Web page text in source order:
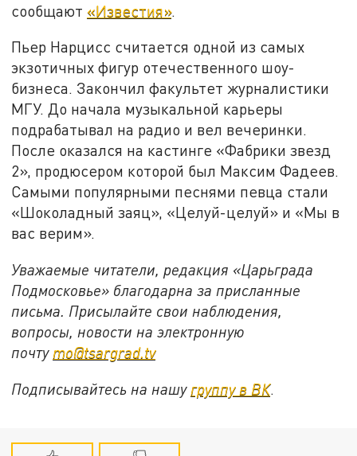
сообщают «Известия».
Пьер Нарцисс считается одной из самых
экзотичных фигур отечественного шоу-
бизнеса. Закончил факультет журналистики
МГУ. До начала музыкальной карьеры
подрабатывал на радио и вел вечеринки.
После оказался на кастинге «Фабрики звезд
2», продюсером которой был Максим Фадеев.
Самыми популярными песнями певца стали
«Шоколадный заяц», «Целуй-целуй» и «Мы в
вас верим».
Уважаемые читатели, редакция «Царьграда
Подмосковье» благодарна за присланные
письма. Присылайте свои наблюдения,
вопросы, новости на электронную
почту mo@tsargrad.tv
Подписывайтесь на нашу группу в ВК.